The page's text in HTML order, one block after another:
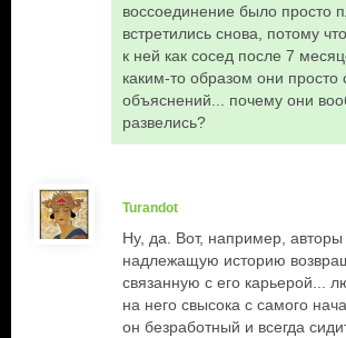
воссоединение было просто
встретились снова, потому
к ней как сосед после 7
каким-то образом они просто
объяснений... почему они
развелись?
Turandot
Ну, да. Вот, например,
надлежащую историю
связанную с его карьерой...
на него свысока с самого
он безработный и всегда